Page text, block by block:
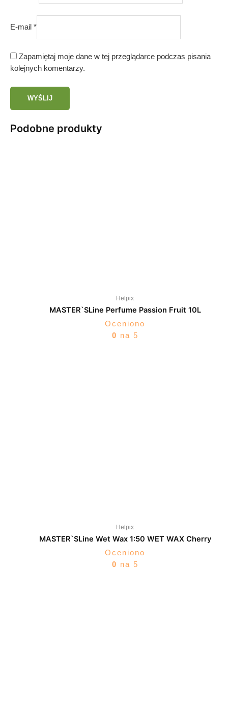
E-mail *
Zapamiętaj moje dane w tej przeglądarce podczas pisania
kolejnych komentarzy.
Podobne produkty
Helpix
MASTER`SLine Perfume Passion Fruit 10L
Oceniono
0 na 5
Helpix
MASTER`SLine Wet Wax 1:50 WET WAX Cherry
Oceniono
0 na 5